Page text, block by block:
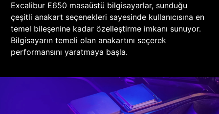
Excalibur E650 masaüstü bilgisayarlar, sunduğu
çeşitli anakart seçenekleri sayesinde kullanıcısına en
temel bileşenine kadar özelleştirme imkanı sunuyor.
Bilgisayarın temeli olan anakartını seçerek
performansını yaratmaya başla.